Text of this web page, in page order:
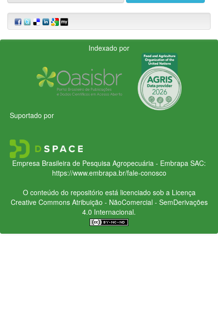
Indexado por
Suportado por
Empresa Brasileira de Pesquisa Agropecuária - Embrapa SAC:
https://www.embrapa.br/fale-conosco
O conteúdo do repositório está licenciado sob a Licença
Creative CommonsAtribuição - NãoComercial - SemDerivações
4.0 Internacional.